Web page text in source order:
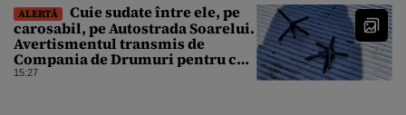
ALERTĂ
Cuie sudate între ele, pe
carosabil, pe Autostrada Soarelui.
Avertismentul transmis de
Compania de Drumuri pentru cei
care tranzitează A2
15:27